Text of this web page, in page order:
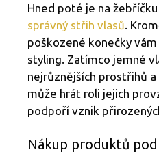
Hned poté je na
správný střih vlasů.
poškozené konečky
styling. Zatímco jemné
nejrůznějších prostřihů
může hrát roli jejich
podpoří vznik
Nákup produktů